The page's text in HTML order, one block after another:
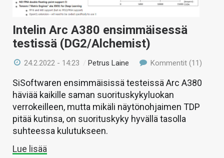
Intelin Arc A380 ensimmäisessä
testissä (DG2/Alchemist)
24.2.2022 - 14:23 /Petrus Laine Kommentit (11)
SiSoftwaren ensimmäisissä testeissä Arc A380
häviää kaikille saman suorituskykyluokan
verrokeilleen, mutta mikäli näytönohjaimen TDP
pitää kutinsa, on suorituskyky hyvällä tasolla
suhteessa kulutukseen.
Lue lisää